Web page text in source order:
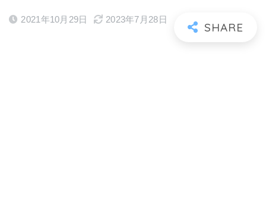
2021年10月29日 2023年7月28日